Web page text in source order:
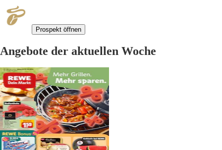
Prospekt öffnen
Angebote der aktuellen Woche